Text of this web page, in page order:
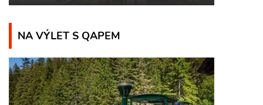
NA VÝLET S QAPEM